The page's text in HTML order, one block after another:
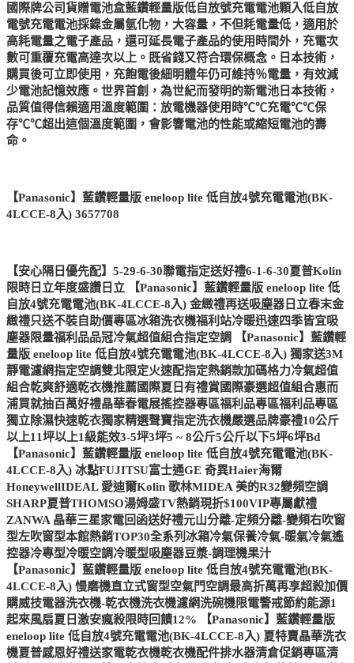
國際牌公司貨贈電池盒藍鑽輕量版低自放號充電電池顆入低自放
電號充電電池採鎳金屬氫化物，大容量，不但耗電量低，適用於
高耗電量之電子產品，還可延長電子產品的使用時間外，充電次
數可重覆充電高達次以上。既省錢又符合環保概念。日本技術，
購買後可立即使用，充飽電後細明體年仍可維持％電量，有效減
少電池記憶效應。世界首創，為世紀而發明的新電池日本技術，
品質值得信賴適用溫度範圍：放電機器使用時℃℃充電℃℃保
存℃℃超出這個溫度範圍，會影響電池的性能或縮短電池的壽
命。
【Panasonic】藍鑽輕量版 eneloop lite 低自放4號充電電池(BK-
4LCCE-8入) 3657708
【安心隔日優先配】5-29-6-30聯電指定送好禮6-1-6-30夏普Kolin
限時日立年度盛讚日立 【Panasonic】藍鑽輕量版 eneloop lite 低
自放4號充電電池(BK-4LCCE-8入) 金緻禮再送吸塵器日立春末金
緻禮只送不裝自助價專區冰箱洗衣機福利站冷暖迅速四季皆宜吸
塵器限量福利品品冠冷氣超值組合指定空調 【Panasonic】藍鑽輕
量版 eneloop lite 低自放4號充電電池(BK-4LCCE-8入) 獨家送3M
靜電濾網指定空調雙北限定火速配指定熱銷款加碼格力冷氣超值
組合乾爽舒適乾衣機推薦國際夏日有禮賞國際豪選超值組合惠而
浦買就抽百萬好禮晶華春電展搖控器專區福利品專區福利品專區
獨立除濕快速乾衣獨家精選聲寶指定洗衣機嚴選品牌豪禮10公斤
以上11坪以上1級能效3-5坪3坪5 ~ 8公斤5公斤以下5坪6坪Bd
【Panasonic】藍鑽輕量版 eneloop lite 低自放4號充電電池(BK-
4LCCE-8入) 冰點FUJITSU富士通GE 奇異Haier海爾
HoneywellIDEAL 愛迪爾Kolin 歌林MIDEA 美的R32變頻空調
SHARP夏普THOMSO湯姆盛TV熱銷現折$100VIP專屬獻禮
ZANWA 晶華三星家電回函送好禮元山分離-定頻分離-變頻右吹窗
型左吹窗型本館熱銷TOP30全系列冰箱冷氣保養冷氣-暖氣冷氣遙
控器冷專型冷暖空調冷暖型吸塵器豆漿-調理機果汁
【Panasonic】藍鑽輕量版 eneloop lite 低自放4號充電電池(BK-
4LCCE-8入) 慢磨機直立式窗型空氣門空調最高折萬再享超殺加價
購威技電器洗衣機-乾衣機洗衣機濾網洗碗機限電警戒節約能源1
起來風扇夏日激安瘋殺限時回饋12% 【Panasonic】藍鑽輕量版
eneloop lite 低自放4號充電電池(BK-4LCCE-8入) 夏特賣晶華洗衣
機夏普感恩好禮送家電乾衣機乾衣機配件排水器清倉促銷專區清